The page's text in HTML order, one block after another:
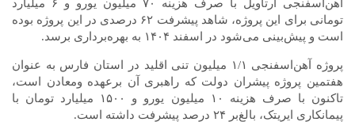
آهن‌اسفنجی آرتاویل با صرف هزینه ۷۰ میلیون یورو و ۶ میلیارد
تومانی برای این پروژه، شاهد پیشرفت ۶۲ درصدی در این پروژه بوده
است و پیش‌بینی می‌شود در اسفند ۱۴۰۴ به بهره‌برداری برسد.
پروژه آهن‌اسفنجی ۱/۱ میلیون تنی اقلید در استان فارس به عنوان
هفتمین پروژه پیشران دولت که راهبری آن برعهده ومعادن است،
تاکنون با صرف هزینه ۱۰ میلیون یورو و ۱۵۰۰ میلیارد تومان با
پیمانکاری ایریتک، بالغ‌بر ۲۴ درصد پیشرفت داشته است.